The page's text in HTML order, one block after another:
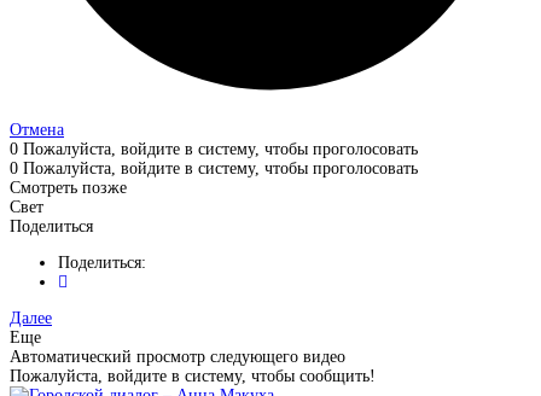
Отмена
0 Пожалуйста, войдите в систему, чтобы проголосовать
0 Пожалуйста, войдите в систему, чтобы проголосовать
Смотреть позже
Свет
Поделиться
Поделиться:
Далее
Еще
Автоматический просмотр следующего видео
Пожалуйста, войдите в систему, чтобы сообщить!